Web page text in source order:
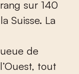
sur 140
Suisse. La
de
tout